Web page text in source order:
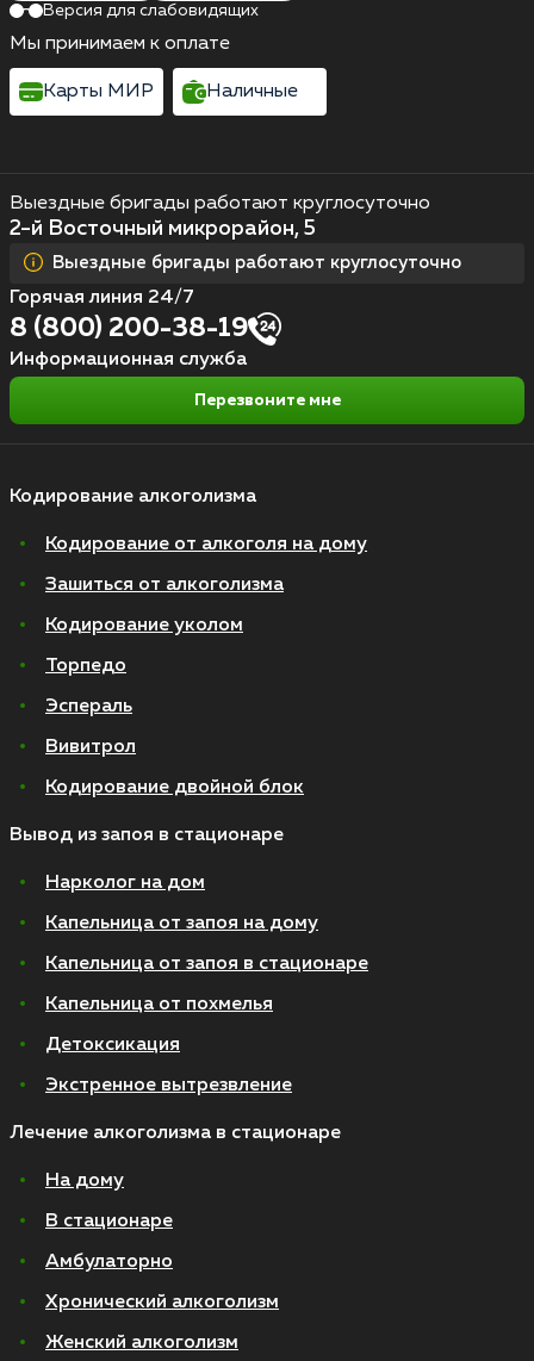
Кодирование алкоголизма
Кодирование от алкоголя на дому
Зашиться от алкоголизма
Кодирование уколом
Торпедо
Эспераль
Вивитрол
Кодирование двойной блок
Вывод из запоя в стационаре
Нарколог на дом
Капельница от запоя на дому
Капельница от запоя в стационаре
Капельница от похмелья
Детоксикация
Экстренное вытрезвление
Лечение алкоголизма в стационаре
На дому
В стационаре
Амбулаторно
Хронический алкоголизм
Женский алкоголизм
Выездные бригады работают круглосуточно
2-й Восточный микрорайон, 5
Выездные бригады работают круглосуточно
Горячая линия 24/7
8 (800) 200-38-19
Информационная служба
Перезвоните мне
Версия для слабовидящих
Мы принимаем к оплате
Карты МИР Наличные